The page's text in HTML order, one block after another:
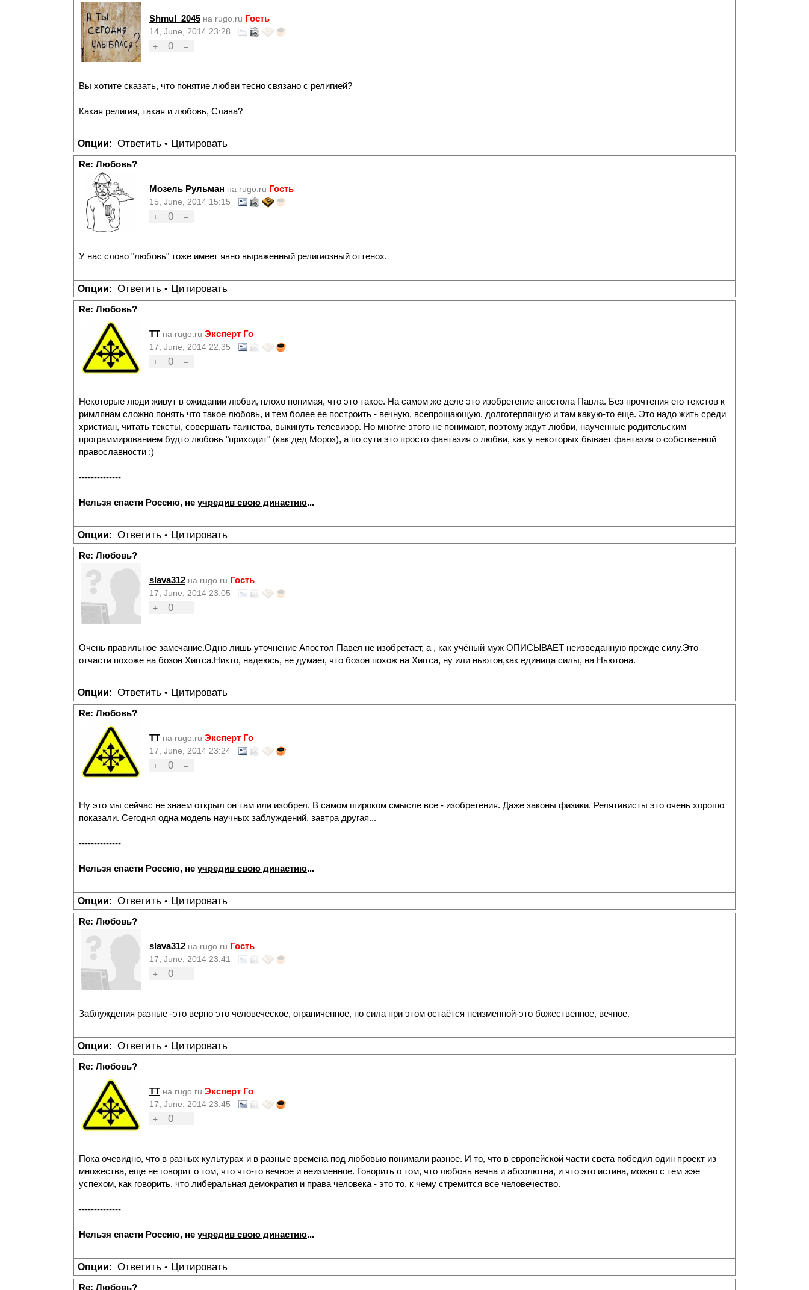
Shmul_2045 на rugo.ru Гость
14, June, 2014 23:28
+
0 –
Вы хотите сказать, что понятие любви тесно связано с религией?
Какая религия, такая и любовь, Слава?
Опции: Ответить • Цитировать
Re: Любовь?
Мозель Рульман на rugo.ru Гость
15, June, 2014 15:15
+
0 –
У нас слово "любовь" тоже имеет явно выраженный религиозный оттенох.
Опции: Ответить • Цитировать
Re: Любовь?
TT на rugo.ru Эксперт Го
17, June, 2014 22:35
+
0 –
Некоторые люди живут в ожидании любви, плохо понимая, что это такое. На самом же деле это изобретение апостола Павла. Без прочтения его текстов к
римлянам сложно понять что такое любовь, и тем более ее построить - вечную, всепрощающую, долготерпящую и там какую-то еще. Это надо жить среди
христиан, читать тексты, совершать таинства, выкинуть телевизор. Но многие этого не понимают, поэтому ждут любви, наученные родительским
программированием будто любовь "приходит" (как дед Мороз), а по сути это просто фантазия о любви, как у некоторых бывает фантазия о собственной
православности ;)
--------------
Нельзя спасти Россию, не учредив свою династию...
Опции: Ответить • Цитировать
Re: Любовь?
slava312 на rugo.ru Гость
17, June, 2014 23:05
+
0 –
Очень правильное замечание.Одно лишь уточнение Апостол Павел не изобретает, а , как учёный муж ОПИСЫВАЕТ неизведанную прежде силу.Это
отчасти похоже на бозон Хиггса.Никто, надеюсь, не думает, что бозон похож на Хиггса, ну или ньютон,как единица силы, на Ньютона.
Опции: Ответить • Цитировать
Re: Любовь?
TT на rugo.ru Эксперт Го
17, June, 2014 23:24
+
0 –
Ну это мы сейчас не знаем открыл он там или изобрел. В самом широком смысле все - изобретения. Даже законы физики. Релятивисты это очень хорошо
показали. Сегодня одна модель научных заблуждений, завтра другая...
--------------
Нельзя спасти Россию, не учредив свою династию...
Опции: Ответить • Цитировать
Re: Любовь?
slava312 на rugo.ru Гость
17, June, 2014 23:41
+
0 –
Заблуждения разные -это верно это человеческое, ограниченное, но сила при этом остаётся неизменной-это божественное, вечное.
Опции: Ответить • Цитировать
Re: Любовь?
TT на rugo.ru Эксперт Го
17, June, 2014 23:45
+
0 –
Пока очевидно, что в разных культурах и в разные времена под любовью понимали разное. И то, что в европейской части света победил один проект из
множества, еще не говорит о том, что что-то вечное и неизменное. Говорить о том, что любовь вечна и абсолютна, и что это истина, можно с тем жэе
успехом, как говорить, что либеральная демократия и права человека - это то, к чему стремится все человечество.
--------------
Нельзя спасти Россию, не учредив свою династию...
Опции: Ответить • Цитировать
Re: Любовь?